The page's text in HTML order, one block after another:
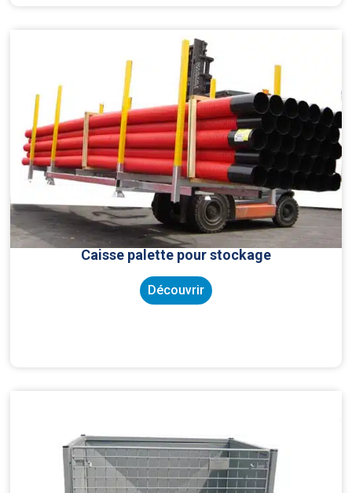
Caisse palette pour stockage
Découvrir